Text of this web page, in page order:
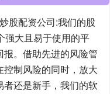
股配资公司:我们的股
强大且易于使用的平
。借助先进的风险管
制风险的同时，放大
还是新手，我们的软